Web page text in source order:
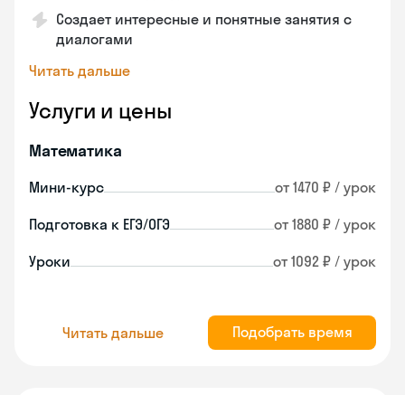
Создает интересные и понятные занятия с
диалогами
Читать дальше
Услуги и цены
Математика
Мини-курс от 1470 ₽ / урок
Подготовка к ЕГЭ/ОГЭ от 1880 ₽ / урок
Уроки от 1092 ₽ / урок
Читать дальше Подобрать время